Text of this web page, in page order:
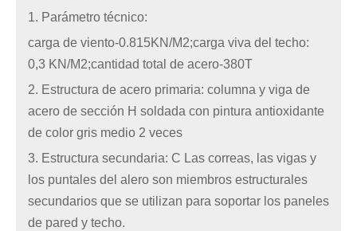
1. Parámetro técnico:
carga de viento-0.815KN/M2;carga viva del techo:
0,3 KN/M2;cantidad total de acero-380T
2. Estructura de acero primaria: columna y viga de
acero de sección H soldada con pintura antioxidante
de color gris medio 2 veces
3. Estructura secundaria: C Las correas, las vigas y
los puntales del alero son miembros estructurales
secundarios que se utilizan para soportar los paneles
de pared y techo.